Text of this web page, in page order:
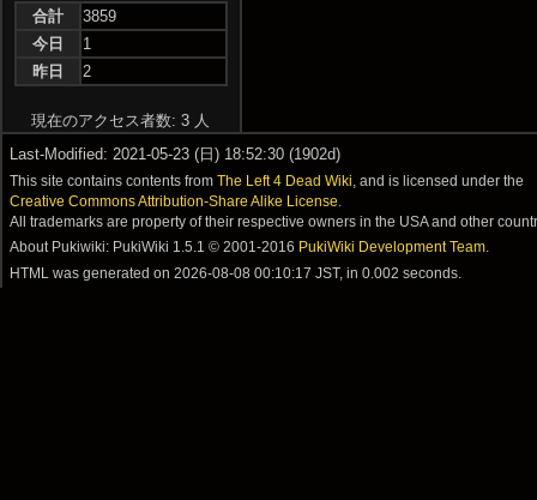
合計
3859
今日
1
昨日
2
現在のアクセス者数: 3 人
Last-Modified: 2021-05-23 (日) 18:52:30 (1902d)
This site contains contents fromThe Left 4 Dead Wiki , and is licensed under the
Creative Commons Attribution-Share Alike License
All trademarks are property of their respective owners in the USA and other
About Pukiwiki: PukiWiki 1.5.1 © 2001-2016 PukiWiki Development Team.
HTML was generated on2026-08-08 00:10:17 JST , in 0.002 seconds.